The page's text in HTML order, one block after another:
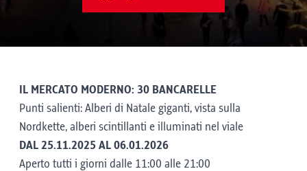
IL MERCATO MODERNO: 30 BANCARELLE
Punti salienti: Alberi di Natale giganti, vista sulla
Nordkette, alberi scintillanti e illuminati nel viale
DAL 25.11.2025 AL 06.01.2026
Aperto tutti i giorni dalle 11:00 alle 21:00